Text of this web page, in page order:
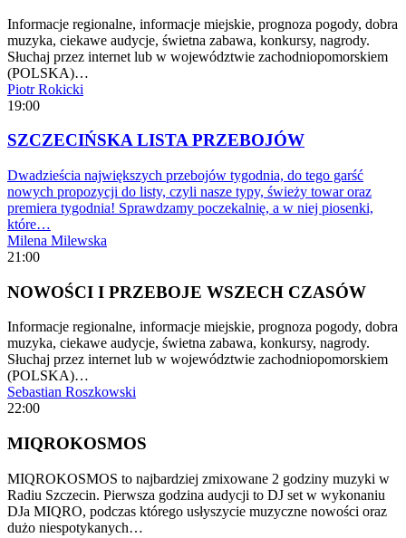
Informacje regionalne, informacje miejskie, prognoza pogody, dobra
muzyka, ciekawe audycje, świetna zabawa, konkursy, nagrody.
Słuchaj przez internet lub w województwie zachodniopomorskiem
(POLSKA)…
Piotr Rokicki
19:00
SZCZECIŃSKA LISTA PRZEBOJÓW
Dwadzieścia największych przebojów tygodnia, do tego garść
nowych propozycji do listy, czyli nasze typy, świeży towar oraz
premiera tygodnia! Sprawdzamy poczekalnię, a w niej piosenki,
które…
Milena Milewska
21:00
NOWOŚCI I PRZEBOJE WSZECH CZASÓW
Informacje regionalne, informacje miejskie, prognoza pogody, dobra
muzyka, ciekawe audycje, świetna zabawa, konkursy, nagrody.
Słuchaj przez internet lub w województwie zachodniopomorskiem
(POLSKA)…
Sebastian Roszkowski
22:00
MIQROKOSMOS
MIQROKOSMOS to najbardziej zmixowane 2 godziny muzyki w
Radiu Szczecin. Pierwsza godzina audycji to DJ set w wykonaniu
DJa MIQRO, podczas którego usłyszycie muzyczne nowości oraz
dużo niespotykanych…